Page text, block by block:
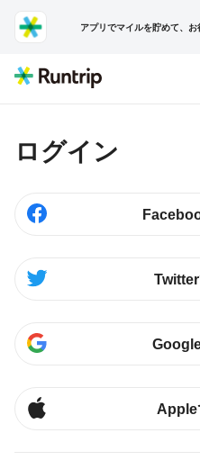
アプリでマイルを貯めて、お
ログイン
Apple